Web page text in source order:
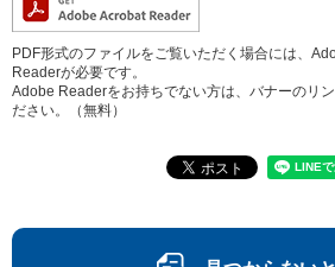
PDF形式のファイルをご覧いただく場合には、
Readerが必要です。
Adobe Readerをお持ちでない方は、バナーのリ
ださい。（無料）